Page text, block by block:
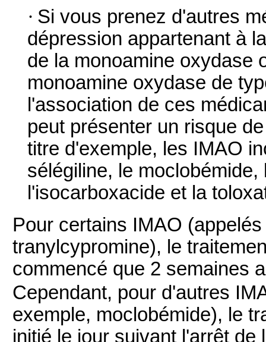
· Si vous prenez d'autres
dépression appartenant à
de la monoamine oxydase
monoamine oxydase de
l'association de ces
peut présenter un risque
titre d'exemple, les IMAO
sélégiline, le
l'isocarboxacide et la
Pour certains IMAO
tranylcypromine), le
commencé que 2 semaines
Cependant, pour d'autres
exemple, moclobémide), le
initié le jour suivant l'arrêt de